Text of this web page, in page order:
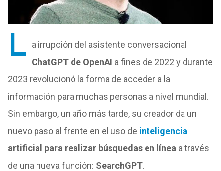
L a irrupción del asistente conversacional
ChatGPT de OpenAI a fines de 2022 y durante
2023 revolucionó la forma de acceder a la
información para muchas personas a nivel mundial.
Sin embargo, un año más tarde, su creador da un
nuevo paso al frente en el uso de inteligencia
artificial para realizar búsquedas en línea a través
de una nueva función: SearchGPT.